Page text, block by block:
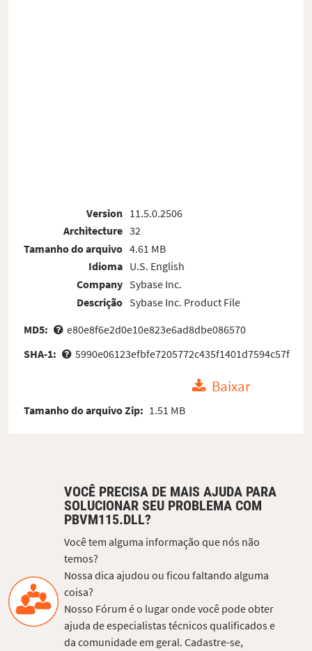
Version
Architecture
Tamanho do arquivo
Idioma
Company
Descrição
11.5.0.2506
32
4.61 MB
U.S. English
Sybase Inc.
Sybase Inc. Product File
MD5:
e80e8f6e2d0e10e823e6ad8dbe086570
SHA-1:
5990e06123efbfe7205772c435f1401d7594c57f
Baixar
Tamanho do arquivo Zip: 1.51 MB
VOCÊ PRECISA DE MAIS AJUDA PARA
SOLUCIONAR SEU PROBLEMA COM
PBVM115.DLL?
Você tem alguma informação que nós não
temos?
Nossa dica ajudou ou ficou faltando alguma
coisa?
Nosso Fórum é o lugar onde você pode obter
ajuda de especialistas técnicos qualificados e
da comunidade em geral. Cadastre-se,